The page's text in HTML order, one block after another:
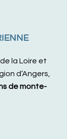
la Loire et
d’Angers,
de monte-